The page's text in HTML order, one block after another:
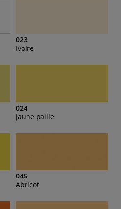
023
Ivoire
024
Jaune paille
045
Abricot